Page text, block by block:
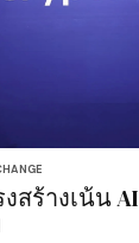
สร้างเน้น